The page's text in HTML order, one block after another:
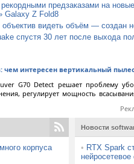
предзаказами на
Galaxy Z Fold8
видеть объём — создан
спустя 30 лет после выхода
чем интересен вертикальный
G70 Detect решает проблему
регулирует мощность
корпуса
Новости
• RTX Spark